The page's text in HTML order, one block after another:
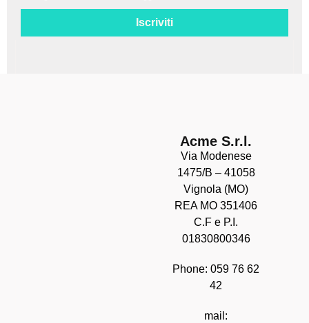
Iscriviti
Acme S.r.l.
Via Modenese
1475/B – 41058
Vignola (MO)
REA MO 351406
C.F e P.I.
01830800346
Phone: 059 76 62
42
mail: